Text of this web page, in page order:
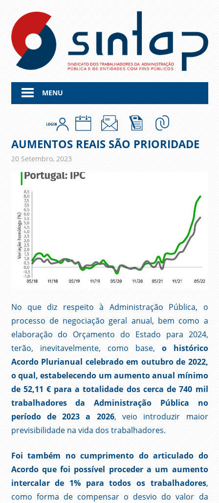
content
MENU
AUMENTOS REAIS SÃO PRIORIDADE
20 Setembro, 2023
No que diz respeito à Administração Pública, o
processo de negociação geral anual, bem como a
elaboração do Orçamento do Estado para 2024,
terão, inevitavelmente, como base, o histórico
Acordo Plurianual celebrado em outubro de 2022,
o qual, estabelecendo um aumento anual mínimo
de 52,11 € para a totalidade dos cerca de 740 mil
trabalhadores da Administração Pública no
período de 2023 a 2026, veio introduzir maior
previsibilidade na vida dos trabalhadores.
Foi também no cumprimento do articulado do
Acordo que foi possível proceder a um aumento
intercalar de 1% para todos os trabalhadores,
como forma de compensar o desvio do valor da